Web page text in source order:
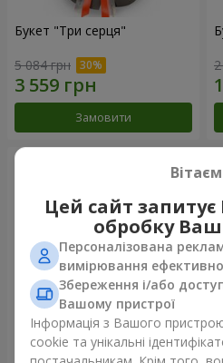
Букет "Три серця"
5 084 грн
Замовити
Букет "Tarnis"
Цей сайт
обробку
Персоналізована
вимірювання
Збереження і/або
Вашому пристрої
Інформація з Вашого
cookie та унікальні